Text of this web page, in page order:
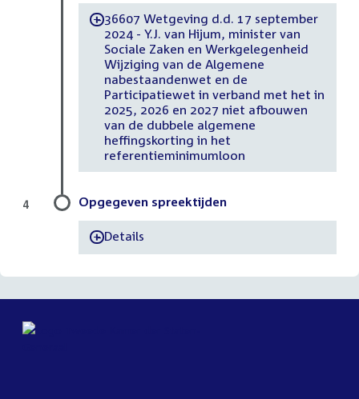
-36607 Wetgeving d.d. 17 september
2024 - Y.J. van Hijum, minister van
Sociale Zaken en Werkgelegenheid
Wijziging van de Algemene
nabestaandenwet en de
Participatiewet in verband met het in
2025, 2026 en 2027 niet afbouwen
van de dubbele algemene
heffingskorting in het
referentieminimumloon
Opgegeven spreektijden
-Details
4